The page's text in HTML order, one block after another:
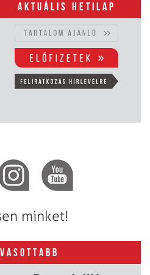
Aktuális hetilap
minket!